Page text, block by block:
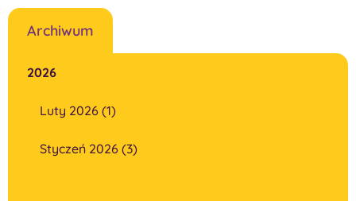
Archiwum
2026
Luty 2026 (1)
Styczeń 2026 (3)